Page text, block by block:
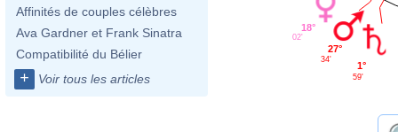
Affinités de couples célèbres
Ava Gardner et Frank Sinatra
Compatibilité du Bélier
+ Voir tous les articles
18°
02'
27°
34'
1°
59'